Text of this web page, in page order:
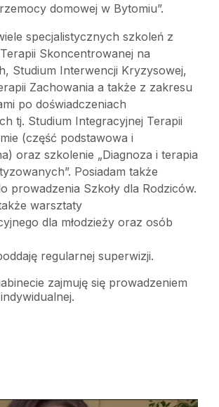
domowej w Bytomiu”.
specjalistycznych szkoleń z
Skoncentrowanej na
Studium Interwencji Kryzysowej,
Zachowania a także z zakresu
po doświadczeniach
tj. Studium Integracyjnej Terapii
(część podstawowa i
oraz szkolenie „Diagnoza i terapia
Posiadam także
prowadzenia Szkoły dla Rodziców.
warsztaty
dla młodzieży oraz osób
regularnej superwizji.
zajmuję się prowadzeniem